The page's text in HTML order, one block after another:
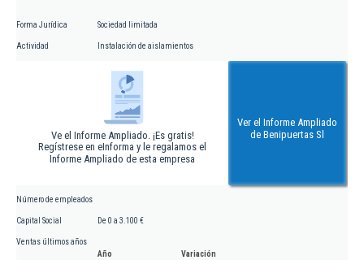
Forma Jurídica Sociedad limitada
Actividad Instalación de aislamientos
Ve el Informe Ampliado. ¡Es gratis!
Regístrese en eInforma y le regalamos el
Informe Ampliado de esta empresa
Ver el Informe Ampliado
de Benipuertas Sl
Número de empleados
Capital Social De 0 a 3.100 €
Ventas últimos años
Año
Variación